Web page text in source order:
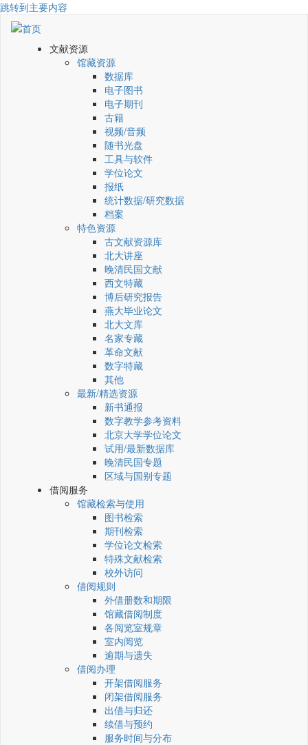
跳转到主要内容
文献资源
馆藏资源
数据库
电子图书
电子期刊
古籍
视频/音频
随书光盘
工具与软件
学位论文
报纸
统计数据/研究数据
档案
特色资源
古文献资源库
北大讲座
晚清民国文献
西文特藏
博后研究报告
燕大毕业论文
北大文库
名家专藏
革命文献
数字特藏
其他
最新/精选资源
新书通报
数字教学参考资料
北京大学学位论文
试用/最新数据库
晚清民国专题
区域与国别专题
借阅服务
馆藏检索与使用
图书检索
期刊检索
学位论文检索
特殊文献检索
校外访问
借阅规则
外借册数和期限
馆藏借阅制度
各阅览室规章
室内阅览
逾期与遗失
借阅办理
开架借阅服务
闭架借阅服务
出借与归还
续借与预约
服务时间与分布